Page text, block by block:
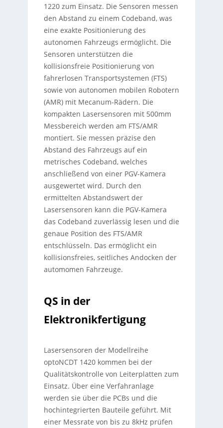
1220 zum Einsatz. Die Sensoren messen
den Abstand zu einem Codeband, was
eine exakte Positionierung des
autonomen Fahrzeugs ermöglicht. Die
Sensoren unterstützen die
kollisionsfreie Positionierung von
fahrerlosen Transportsystemen (FTS)
sowie von autonomen mobilen Robotern
(AMR) mit Mecanum-Rädern. Die
kompakten Lasersensoren mit 500mm
Messbereich werden am FTS/AMR
montiert. Sie messen präzise den
Abstand des Fahrzeugs auf ein
metrisches Codeband, welches
anschließend von einer PGV-Kamera
ausgewertet wird. Durch den
ermittelten Abstandswert der
Lasersensoren kann die PGV-Kamera
das Codeband zuverlässig lesen und die
genaue Position des FTS/AMR
entschlüsseln. Das ermöglicht ein
kollisionsfreies, seitliches Andocken der
automomen Fahrzeuge.
QS in der
Elektronikfertigung
Lasersensoren der Modellreihe
optoNCDT 1420 kommen bei der
Qualitätskontrolle von Leiterplatten zum
Einsatz. Über eine Verfahranlage
werden sie über die PCBs und die
hochintegrierten Bauteile geführt. Mit
einer Messrate von bis zu 8kHz prüfen